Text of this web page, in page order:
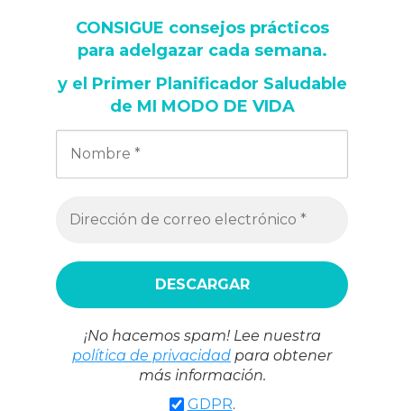
CONSIGUE consejos prácticos
para adelgazar cada semana.
y el Primer Planificador Saludable
de MI MODO DE VIDA
¡No hacemos spam! Lee nuestra
política de privacidad para obtener
más información.
GDPR.